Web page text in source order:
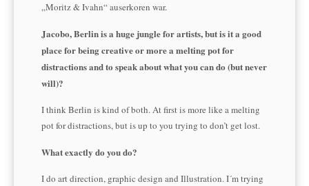
„Moritz & Ivahn“ auserkoren war.
Jacobo, Berlin is a huge jungle for artists, but is it a good
place for being creative or more a melting pot for
distractions and to speak about what you can do (but never
will)?
I think Berlin is kind of both. At first is more like a melting
pot for distractions, but is up to you trying to don’t get lost.
What exactly do you do?
I do art direction, graphic design and Illustration. I´m trying